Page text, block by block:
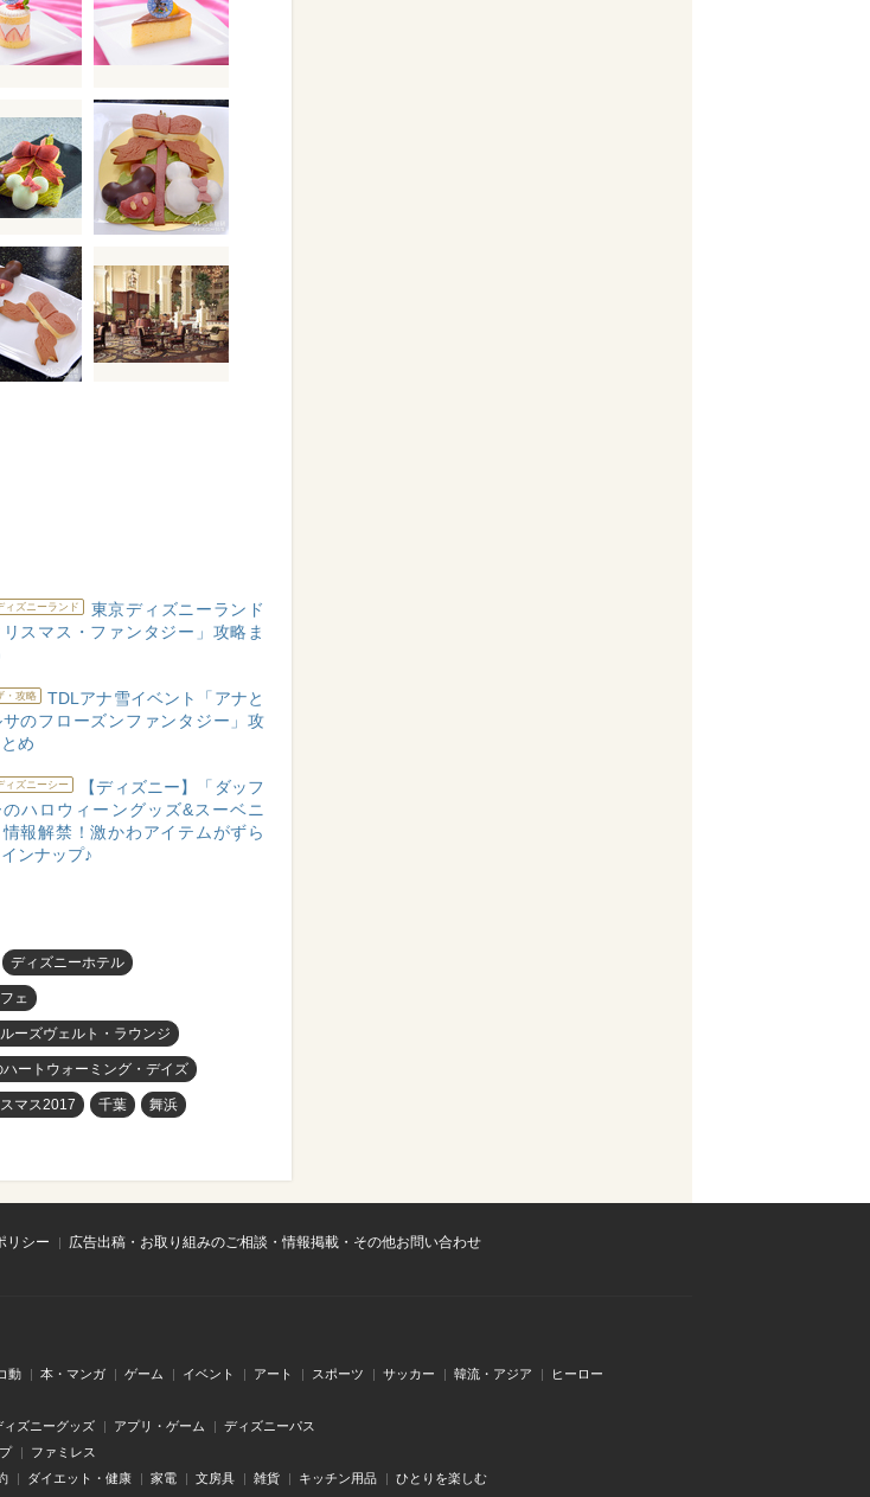
ィズニーランド
東京ディズニーランド
リスマス・ファンタジー」攻略ま
・攻略
TDLアナ雪イベント「アナと
サのフローズンファンタジー」攻
め
ィズニーシー
【ディズニー】「ダッフ
のハロウィーングッズ&スーベニ
情報解禁！激かわアイテムがずら
ンナップ♪
ディズニーホテル
ェ
ーズヴェルト・ラウンジ
ハートウォーミング・デイズ
マス2017 千葉 舞浜
リシー
広告出稿・お取り組みのご相談・情報掲載・その他お問い合わせ
動 本・マンガ ゲーム イベント アート スポーツ サッカー 韓流・アジア ヒーロー
ィズニーグッズ アプリ・ゲーム ディズニーパス
ファミレス
ダイエット・健康 家電 文房具 雑貨 キッチン用品 ひとりを楽しむ